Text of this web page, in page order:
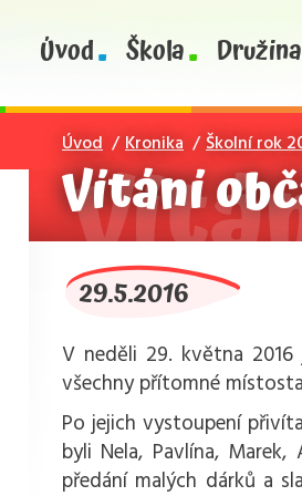
Úvod Škola Družina
Úvod Kronika Školní rok
Vítání
29.5.2016
V neděli 29. května
všechny přítomné
Po jejich vystoupení
byli Nela, Pavlína,
předání malých dárků a